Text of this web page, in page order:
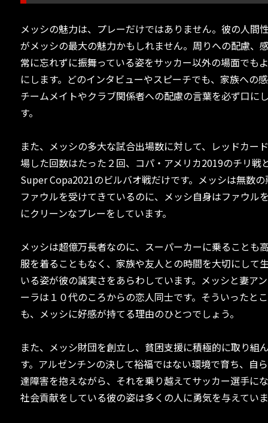
メッシの魅力は、プレーだけではありません。彼の人間
がメッシの最大の魅力かもしれません。周りへの配慮、
常に忘れずに振舞っている姿をサッカー以外の場面でも
にします。どのインタビューやスピーチでも、家族への
チームメイトやクラブ関係者への配慮の言葉を必ず口に
す。
また、メッシの多大な試合出場数に対して、レッドカー
場した回数はたった２回、コパ・アメリカ2019のチリ戦
Super Copa2021のビルバオ戦だけです。メッシは無数
ファウルを受けてきているのに、メッシ自身はファウル
にクリーンなプレーをしています。
メッシは超億万長者なのに、スーパーカーに乗ることも
服を着ることもなく、家族や友人との時間を大切にして
いる姿が彼の誠実さをあらわしています。メッシと妻ア
ーラは１０代のころからの恋人同士です。そういったと
も、メッシに好感が持てる理由のひとつでしょう。
また、メッシ財団を創立し、貧困支援に積極的に取り組
す。アルゼンチンの決して裕福ではない環境で育ち、自
達障害を抱えながら、それを乗り越えてサッカー選手に
社会貢献をしている彼の姿は多くの人に勇気を与えてい